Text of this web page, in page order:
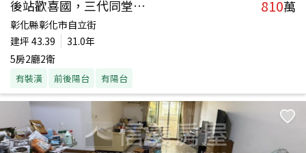
後站歡喜國，三代同堂五房 810萬
彰化縣彰化市自立街
建坪 43.39
31.0年
5房2廳2衛
有裝潢 前後陽台 有陽台